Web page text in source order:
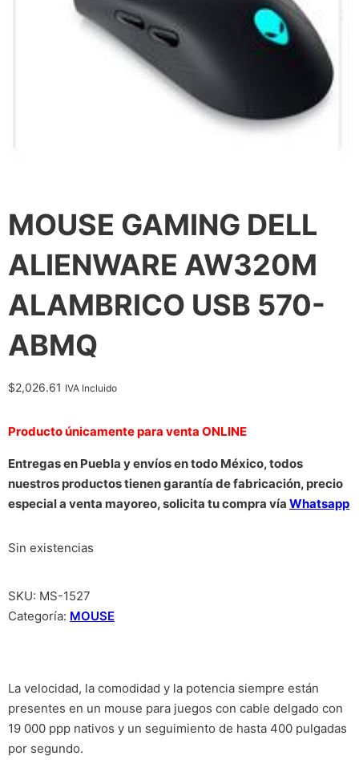
MOUSE GAMING DELL
ALIENWARE AW320M
ALAMBRICO USB 570-
ABMQ
$2,026.61 IVA Incluido
Producto únicamente para venta ONLINE
Entregas en Puebla y envíos en todo México, todos
nuestros productos tienen garantía de fabricación, precio
especial a venta mayoreo, solicita tu compra vía Whatsapp
Sin existencias
SKU: MS-1527
Categoría: MOUSE
La velocidad, la comodidad y la potencia siempre están
presentes en un mouse para juegos con cable delgado con
19 000 ppp nativos y un seguimiento de hasta 400 pulgadas
por segundo.